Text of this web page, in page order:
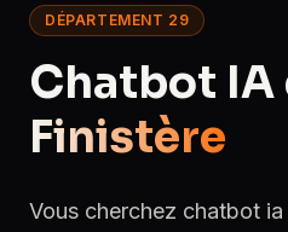
DÉPARTEMENT 29
Chatbot IA
Finistère
Vous cherchez chatbot